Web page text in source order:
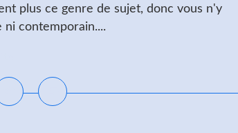
plus ce genre de sujet, donc vous n'y
contemporain....